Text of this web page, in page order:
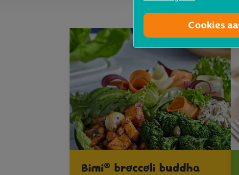
Bimi® broccoli buddha
Cookies